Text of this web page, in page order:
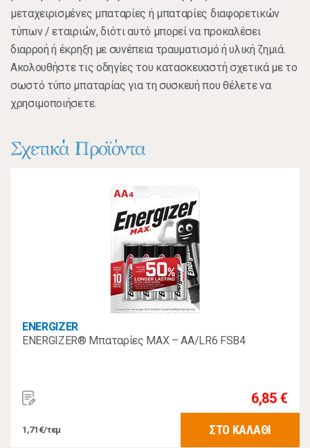
μεταχειρισμένες μπαταρίες ή μπαταρίες διαφορετικών
τύπων / εταιριών, διότι αυτό μπορεί να προκαλέσει
διαρροή ή έκρηξη με συνέπεια τραυματισμό ή υλική ζημιά.
Ακολουθήστε τις οδηγίες του κατασκευαστή σχετικά με το
σωστό τύπο μπαταρίας για τη συσκευή που θέλετε να
χρησιμοποιήσετε.
Σχετικά Προϊόντα
ENERGIZER
ENERGIZER® Μπαταρίες MAX – AA/LR6 FSB4
6,85 €
1,71€/τεμ ΣΤΟ ΚΑΛΑΘΙ